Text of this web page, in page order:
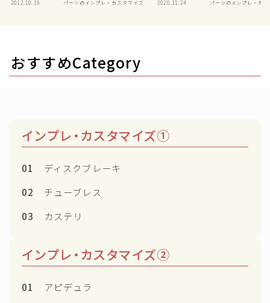
2012.10.19 パーツのインプレ・カスタマイズ 2020.11.24 パーツのインプレ・カ
おすすめCategory
インプレ・カスタマイズ①
01
ディスクブレーキ
02
チューブレス
03
カステリ
インプレ・カスタマイズ②
01
アピデュラ